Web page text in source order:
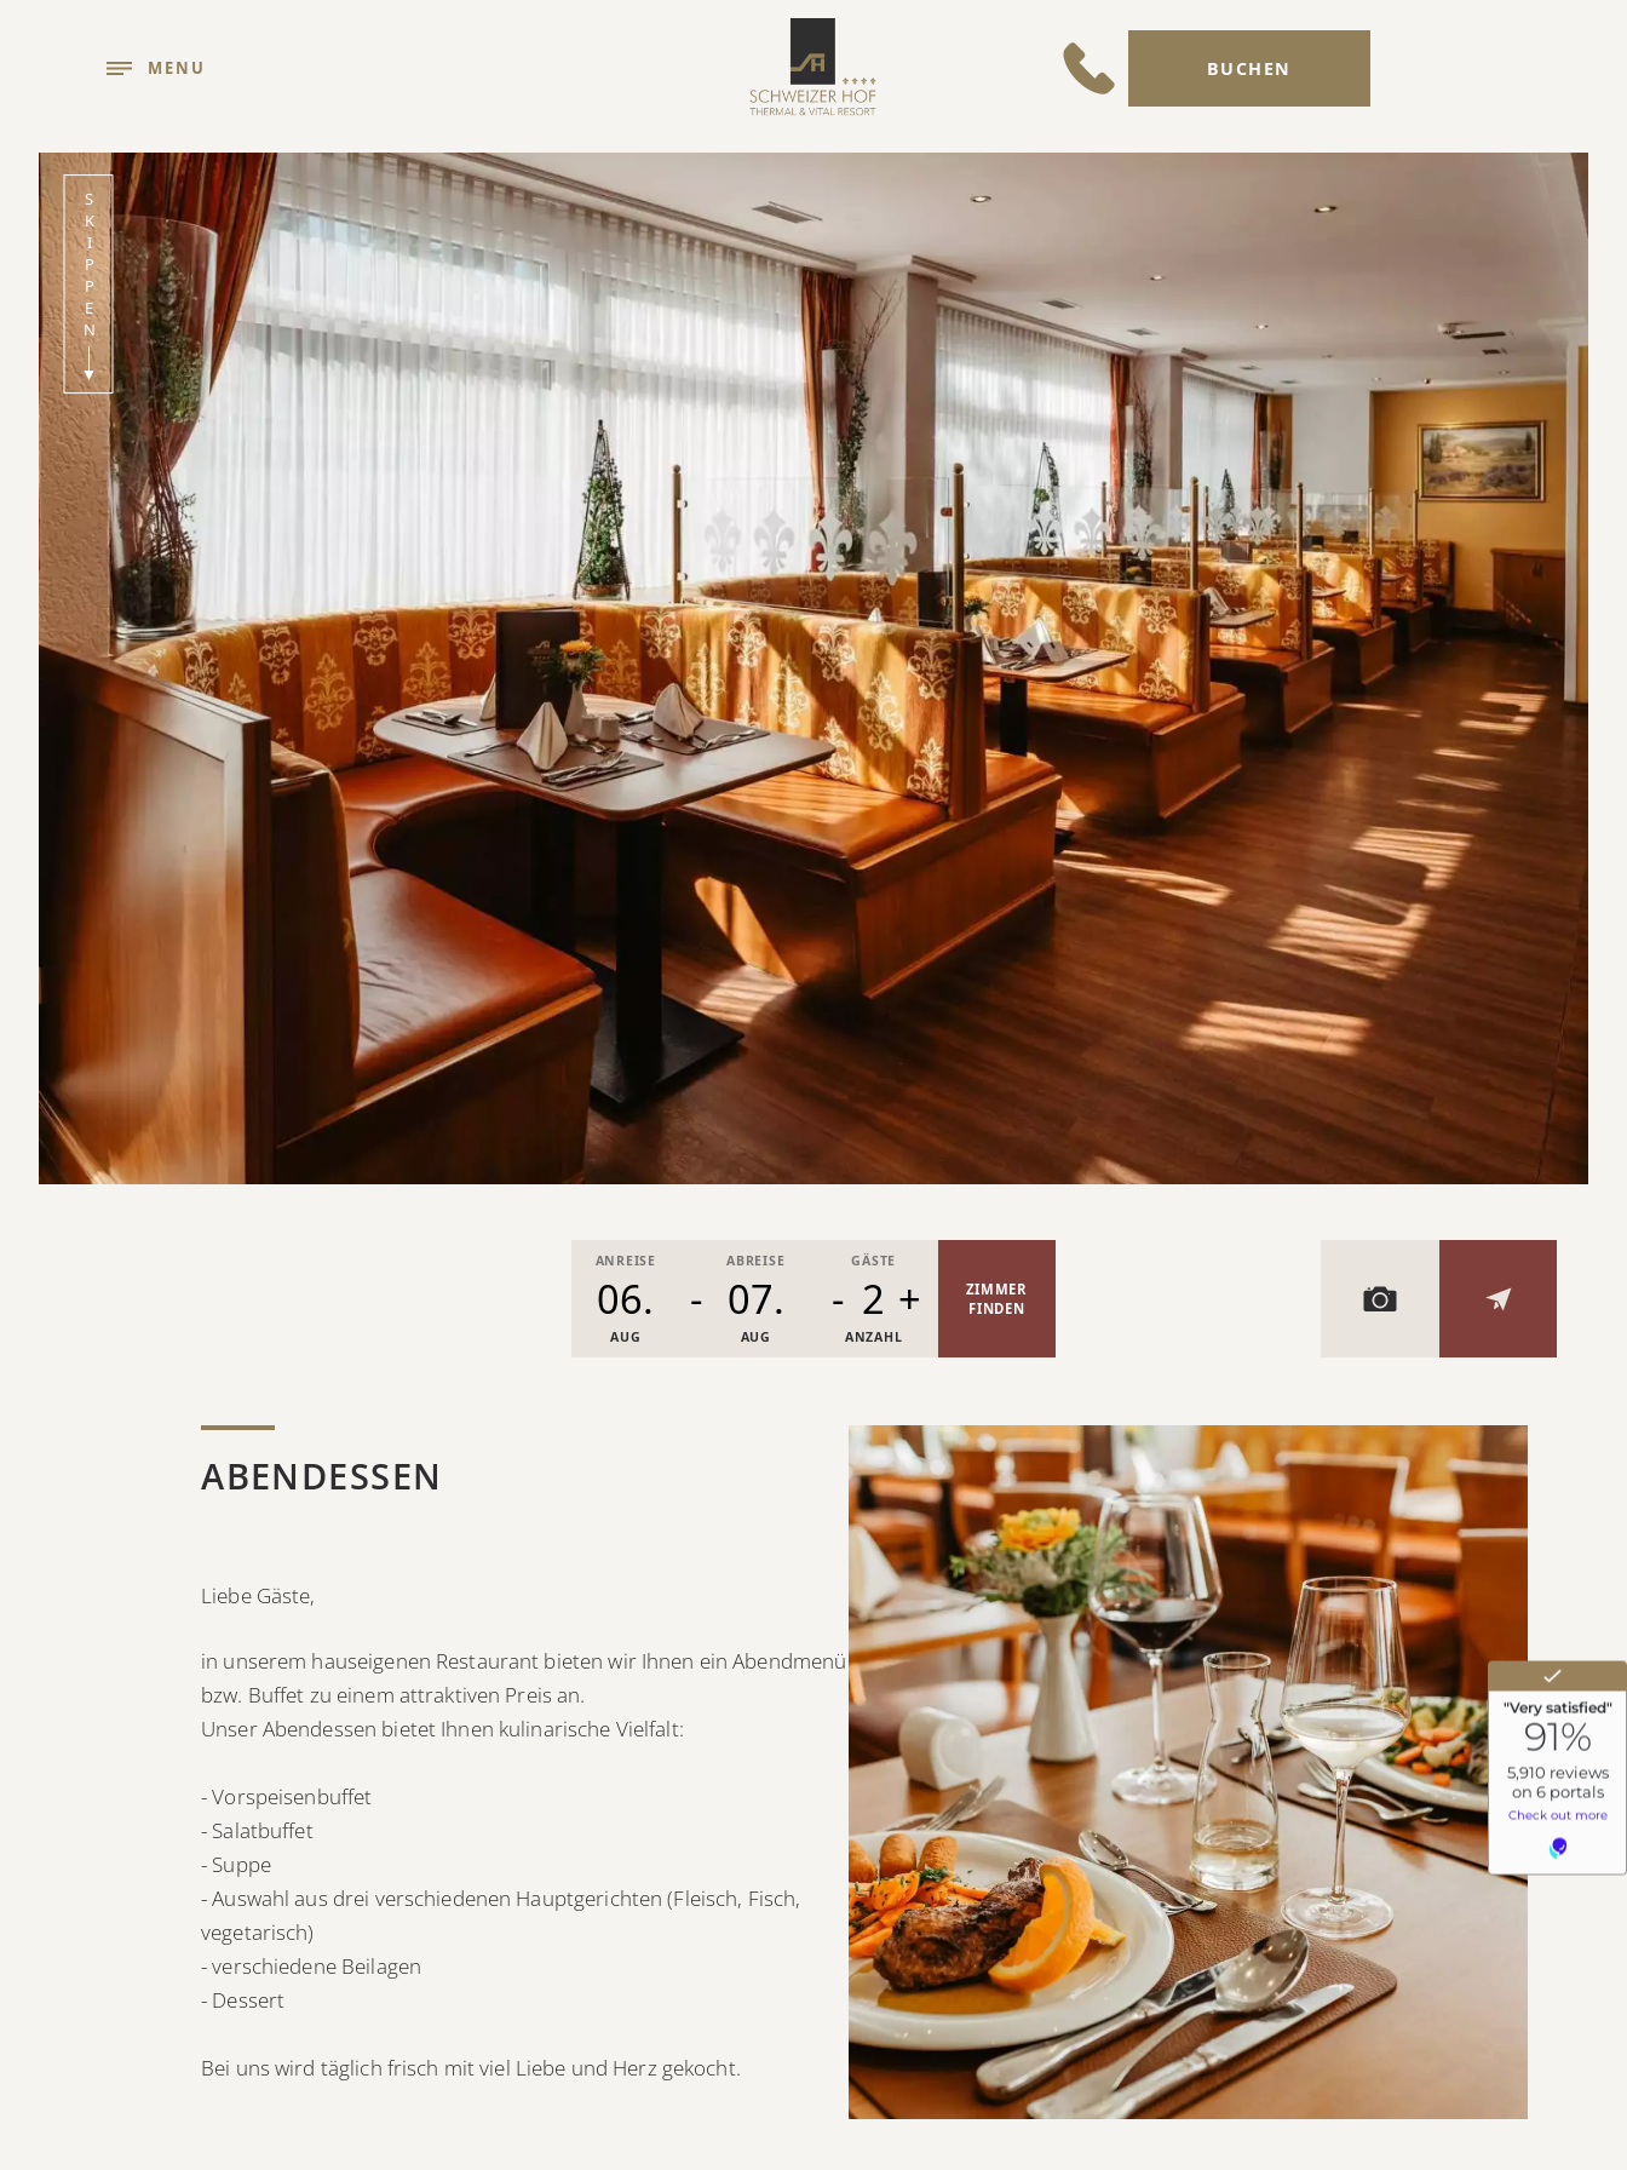
MENU BUCHEN
SKIPPEN
ANREISE
AUG
-
ABREISE
AUG
GÄSTE
- 2 +
ANZAHL
ZIMMER
FINDEN
ABENDESSEN
Liebe Gäste,
in unserem hauseigenen Restaurant bieten wir Ihnen ein Abendmenü
bzw. Buffet zu einem attraktiven Preis an.
Unser Abendessen bietet Ihnen kulinarische Vielfalt:
- Vorspeisenbuffet
- Salatbuffet
- Suppe
- Auswahl aus drei verschiedenen Hauptgerichten (Fleisch, Fisch,
vegetarisch)
- verschiedene Beilagen
- Dessert
Bei uns wird täglich frisch mit viel Liebe und Herz gekocht.